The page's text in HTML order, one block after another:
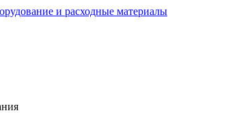
и расходные материалы